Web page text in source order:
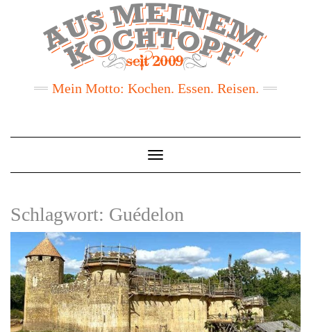
Mein Motto: Kochen. Essen. Reisen.
Toggle
Navigation
Schlagwort: Guédelon